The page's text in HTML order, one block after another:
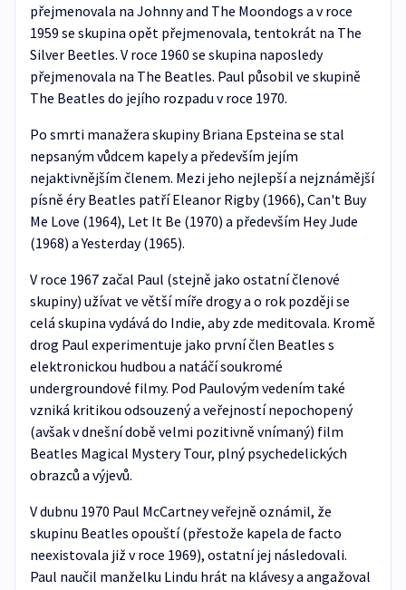
přejmenovala na Johnny and The Moondogs a v roce
1959 se skupina opět přejmenovala, tentokrát na The
Silver Beetles. V roce 1960 se skupina naposledy
přejmenovala na The Beatles. Paul působil ve skupině
The Beatles do jejího rozpadu v roce 1970.
Po smrti manažera skupiny Briana Epsteina se stal
nepsaným vůdcem kapely a především jejím
nejaktivnějším členem. Mezi jeho nejlepší a nejznámější
písně éry Beatles patří Eleanor Rigby (1966), Can't Buy
Me Love (1964), Let It Be (1970) a především Hey Jude
(1968) a Yesterday (1965).
V roce 1967 začal Paul (stejně jako ostatní členové
skupiny) užívat ve větší míře drogy a o rok později se
celá skupina vydává do Indie, aby zde meditovala. Kromě
drog Paul experimentuje jako první člen Beatles s
elektronickou hudbou a natáčí soukromé
undergroundové filmy. Pod Paulovým vedením také
vzniká kritikou odsouzený a veřejností nepochopený
(avšak v dnešní době velmi pozitivně vnímaný) film
Beatles Magical Mystery Tour, plný psychedelických
obrazců a výjevů.
V dubnu 1970 Paul McCartney veřejně oznámil, že
skupinu Beatles opouští (přestože kapela de facto
neexistovala již v roce 1969), ostatní jej následovali.
Paul naučil manželku Lindu hrát na klávesy a angažoval